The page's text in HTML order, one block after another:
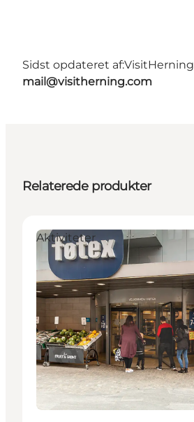
Sidst opdateret af:VisitHerning
mail@visitherning.com
Relaterede produkter
Aktiviteter